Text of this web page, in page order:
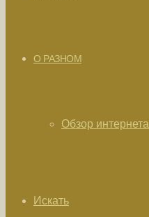
О РАЗНОМ
Обзор интернета
Искать